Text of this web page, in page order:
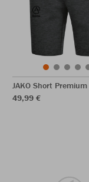
JAKO Short
49,99 €